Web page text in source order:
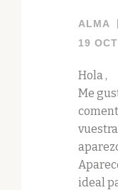
ALMA
19
Hola ,
Me
ideal